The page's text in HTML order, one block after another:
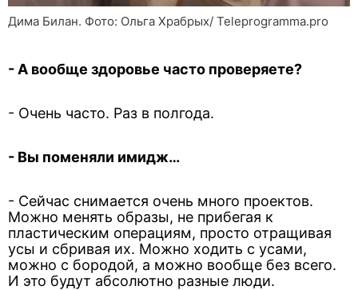
Дима Билан. Фото: Ольга Храбрых/ Teleprogramma.pro
- А вообще здоровье часто проверяете?
- Очень часто. Раз в полгода.
- Вы поменяли имидж…
- Сейчас снимается очень много проектов.
Можно менять образы, не прибегая к
пластическим операциям, просто отращивая
усы и сбривая их. Можно ходить с усами,
можно с бородой, а можно вообще без всего.
И это будут абсолютно разные люди.